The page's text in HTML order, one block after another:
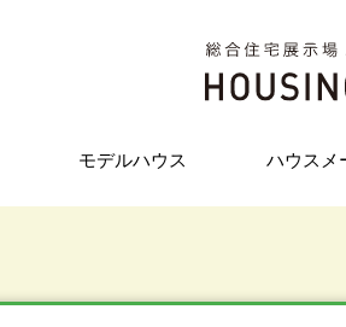
モデルハウス ハウスメ